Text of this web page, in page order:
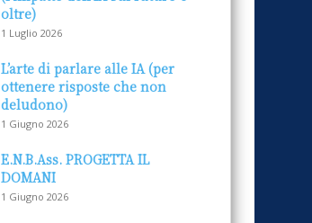
oltre)
1 Luglio 2026
L’arte di parlare alle IA (per
ottenere risposte che non
deludono)
1 Giugno 2026
E.N.B.Ass. PROGETTA IL
DOMANI
1 Giugno 2026